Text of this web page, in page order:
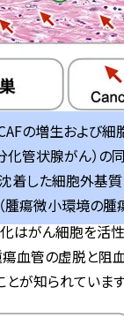
の増生および
化管状腺がん）
着した細胞外基
瘍微小環境の腫
はがん細胞を活
血管の虚脱と阻
とが知られてい